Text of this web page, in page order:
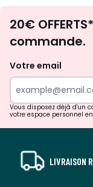
20€
commande.
Votre email
Vous disposez déjà d'un
votre espace personnel en
LIVRAISON